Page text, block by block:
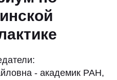
- академик РАН,